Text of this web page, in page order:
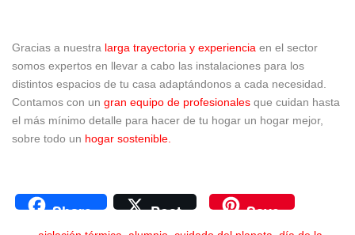
Gracias a nuestra larga trayectoria y experiencia en el sector
somos expertos en llevar a cabo las instalaciones para los
distintos espacios de tu casa adaptándonos a cada necesidad.
Contamos con un gran equipo de profesionales que cuidan hasta
el más mínimo detalle para hacer de tu hogar un hogar mejor,
sobre todo un hogar sostenible.
Share Post Save